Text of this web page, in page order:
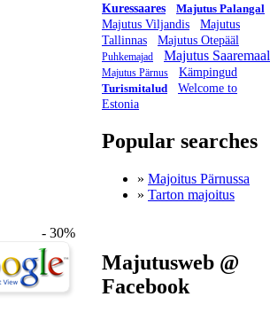
- 30%
Kuressaares
Majutus Palangal
Majutus Viljandis
Majutus
Tallinnas
Majutus Otepääl
Puhkemajad Majutus Saaremaal
Majutus Pärnus
Kämpingud
Turismitalud
Welcome to
Estonia
Popular searches
» Majoitus Pärnussa
» Tarton majoitus
Majutusweb @
Facebook